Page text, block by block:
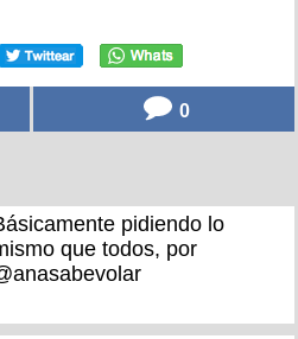
0
pidiendo lo
que todos, por